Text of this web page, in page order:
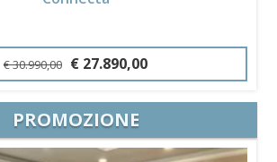
€ 30.990,00 € 27.890,00
PROMOZIONE